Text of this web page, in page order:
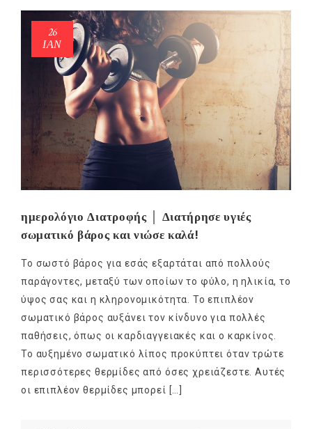
26
ΙΑΝ
ημερολόγιο Διατροφής │ Διατήρησε υγιές
σωματικό βάρος και νιώσε καλά!
Το σωστό βάρος για εσάς εξαρτάται από πολλούς
παράγοντες, μεταξύ των οποίων το φύλο, η ηλικία, το
ύψος σας και η κληρονομικότητα. To επιπλέον
σωματικό βάρος αυξάνει τον κίνδυνο για πολλές
παθήσεις, όπως οι καρδιαγγειακές και ο καρκίνος.
Το αυξημένο σωματικό λίπος προκύπτει όταν τρώτε
περισσότερες θερμίδες από όσες χρειάζεστε. Αυτές
οι επιπλέον θερμίδες μπορεί […]